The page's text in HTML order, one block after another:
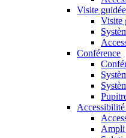
Visite guidée
Visite
Conférence
Ampli